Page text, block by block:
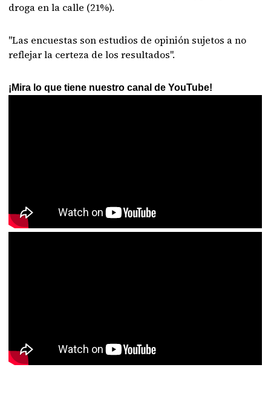
droga en la calle (21%).
"Las encuestas son estudios de opinión sujetos a no
reflejar la certeza de los resultados".
¡Mira lo que tiene nuestro canal de YouTube!